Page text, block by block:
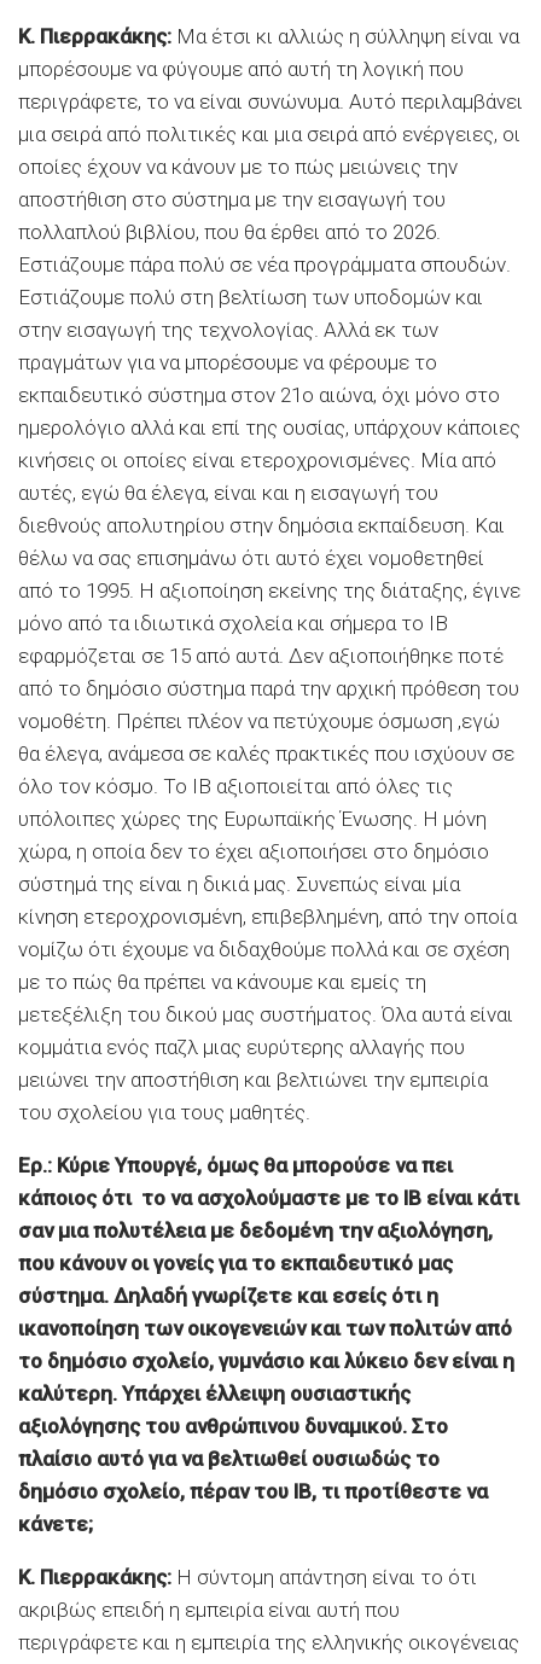
Κ. Πιερρακάκης: Μα έτσι κι αλλιώς η σύλληψη είναι να
μπορέσουμε να φύγουμε από αυτή τη λογική που
περιγράφετε, το να είναι συνώνυμα. Αυτό περιλαμβάνει
μια σειρά από πολιτικές και μια σειρά από ενέργειες, οι
οποίες έχουν να κάνουν με το πώς μειώνεις την
αποστήθιση στο σύστημα με την εισαγωγή του
πολλαπλού βιβλίου, που θα έρθει από το 2026.
Εστιάζουμε πάρα πολύ σε νέα προγράμματα σπουδών.
Εστιάζουμε πολύ στη βελτίωση των υποδομών και
στην εισαγωγή της τεχνολογίας. Αλλά εκ των
πραγμάτων για να μπορέσουμε να φέρουμε το
εκπαιδευτικό σύστημα στον 21ο αιώνα, όχι μόνο στο
ημερολόγιο αλλά και επί της ουσίας, υπάρχουν κάποιες
κινήσεις οι οποίες είναι ετεροχρονισμένες. Μία από
αυτές, εγώ θα έλεγα, είναι και η εισαγωγή του
διεθνούς απολυτηρίου στην δημόσια εκπαίδευση. Και
θέλω να σας επισημάνω ότι αυτό έχει νομοθετηθεί
από το 1995. Η αξιοποίηση εκείνης της διάταξης, έγινε
μόνο από τα ιδιωτικά σχολεία και σήμερα το ΙΒ
εφαρμόζεται σε 15 από αυτά. Δεν αξιοποιήθηκε ποτέ
από το δημόσιο σύστημα παρά την αρχική πρόθεση του
νομοθέτη. Πρέπει πλέον να πετύχουμε όσμωση ,εγώ
θα έλεγα, ανάμεσα σε καλές πρακτικές που ισχύουν σε
όλο τον κόσμο. Το ΙΒ αξιοποιείται από όλες τις
υπόλοιπες χώρες της Ευρωπαϊκής Ένωσης. Η μόνη
χώρα, η οποία δεν το έχει αξιοποιήσει στο δημόσιο
σύστημά της είναι η δικιά μας. Συνεπώς είναι μία
κίνηση ετεροχρονισμένη, επιβεβλημένη, από την οποία
νομίζω ότι έχουμε να διδαχθούμε πολλά και σε σχέση
με το πώς θα πρέπει να κάνουμε και εμείς τη
μετεξέλιξη του δικού μας συστήματος. Όλα αυτά είναι
κομμάτια ενός παζλ μιας ευρύτερης αλλαγής που
μειώνει την αποστήθιση και βελτιώνει την εμπειρία
του σχολείου για τους μαθητές.
Ερ.: Κύριε Υπουργέ, όμως θα μπορούσε να πει
κάποιος ότι το να ασχολούμαστε με το ΙΒ είναι κάτι
σαν μια πολυτέλεια με δεδομένη την αξιολόγηση,
που κάνουν οι γονείς για το εκπαιδευτικό μας
σύστημα. Δηλαδή γνωρίζετε και εσείς ότι η
ικανοποίηση των οικογενειών και των πολιτών από
το δημόσιο σχολείο, γυμνάσιο και λύκειο δεν είναι η
καλύτερη. Υπάρχει έλλειψη ουσιαστικής
αξιολόγησης του ανθρώπινου δυναμικού. Στο
πλαίσιο αυτό για να βελτιωθεί ουσιωδώς το
δημόσιο σχολείο, πέραν του ΙΒ, τι προτίθεστε να
κάνετε;
Κ. Πιερρακάκης: Η σύντομη απάντηση είναι το ότι
ακριβώς επειδή η εμπειρία είναι αυτή που
περιγράφετε και η εμπειρία της ελληνικής οικογένειας